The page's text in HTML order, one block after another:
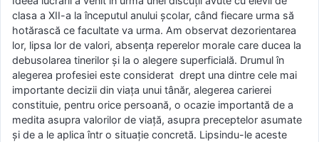
clasa a XII-a la începutul anului şcolar, când fiecare urma să
hotărască ce facultate va urma. Am observat dezorientarea
lor, lipsa lor de valori, absenţa reperelor morale care ducea la
debusolarea tinerilor şi la o alegere superficială. Drumul în
alegerea profesiei este considerat drept una dintre cele mai
importante decizii din viaţa unui tânăr, alegerea carierei
constituie, pentru orice persoană, o ocazie importantă de a
medita asupra valorilor de viaţă, asupra preceptelor asumate
şi de a le aplica într o situaţie concretă. Lipsindu-le aceste